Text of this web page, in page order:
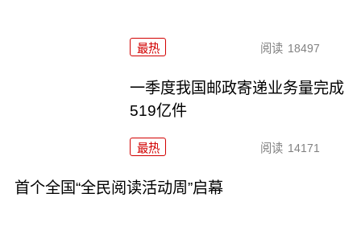
最热 阅读 18497
一季度我国邮政寄递业务量完成
519亿件
最热 阅读 14171
首个全国“全民阅读活动周”启幕